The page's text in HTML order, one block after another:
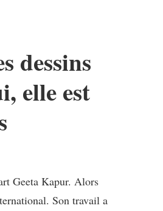
dessins
elle est
Geeta Kapur. Alors
Son travail a